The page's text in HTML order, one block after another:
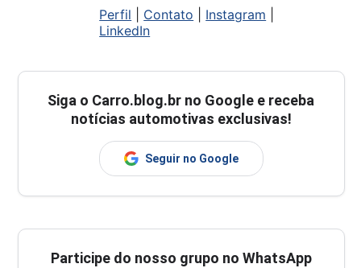
Perfil Contato Instagram
LinkedIn
Siga o Carro.blog.br no Google e receba
notícias automotivas exclusivas!
Seguir no Google
Participe do nosso grupo no WhatsApp